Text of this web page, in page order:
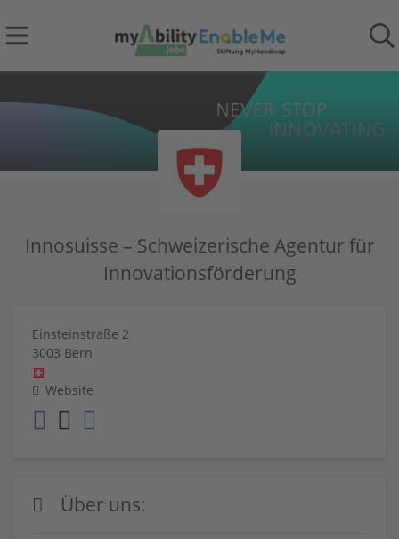
Innosuisse – Schweizerische Agentur für
Innovationsförderung
Einsteinstraße 2
3003 Bern
Website
Über uns: